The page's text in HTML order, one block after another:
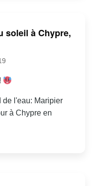
soleil à Chypre,
de l'eau: Maripier
à Chypre en